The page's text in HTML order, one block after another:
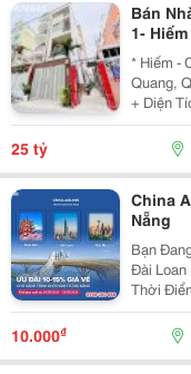
Bán
1-
Đẹp-
* Hiếm -
Quang,
+ Diện
Mới Btct
Hoàn
25 tỷ
China
Nẵng
Bạn
Đài Loan
Thời
Cuối
15%
10.000₫